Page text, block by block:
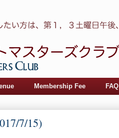
Membership Fee FAQ
7/15)